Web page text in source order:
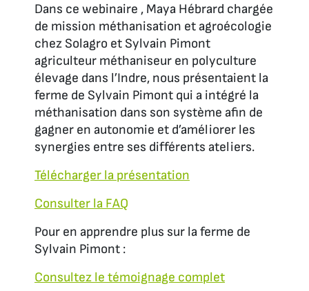
Dans ce webinaire , Maya Hébrard chargée
de mission méthanisation et agroécologie
chez Solagro et Sylvain Pimont
agriculteur méthaniseur en polyculture
élevage dans l’Indre, nous présentaient la
ferme de Sylvain Pimont qui a intégré la
méthanisation dans son système afin de
gagner en autonomie et d’améliorer les
synergies entre ses différents ateliers.
Télécharger la présentation
Consulter la FAQ
Pour en apprendre plus sur la ferme de
Sylvain Pimont :
Consultez le témoignage complet